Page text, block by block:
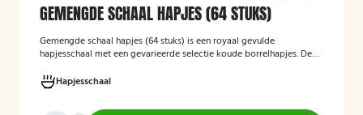
GEMENGDE SCHAAL HAPJES (64 STUKS)
Gemengde schaal hapjes (64 stuks) is een royaal gevulde
hapjesschaal met een gevarieerde selectie koude borrelhapjes. De
recepties, bedrijfsborrels en andere feestelijke gelegenheden. Met
64 hapjes is deze schaal geschikt om een grotere groep gasten te
voorzien van smakelijke en gevarieerde snacks.
Hapjesschaal